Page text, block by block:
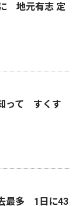
地元有志 定
って すくす
最多 1日に43